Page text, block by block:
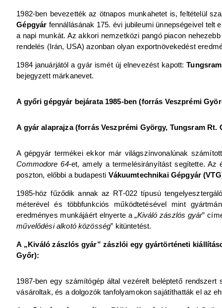
1982-ben bevezették az ötnapos munkahetet is, feltételül
Gépgyár fennállásának 175. évi jubileumi ünnepségeivel telt
a napi munkát. Az akkori nemzetközi pangó piacon
rendelés (Irán, USA) azonban olyan exportnövekedést
1984 januárjától a gyár ismét új elnevezést kapott:
bejegyzett márkanevet.
A győri gépgyár bejárata 1985-ben (forrás Veszprémi
A gyár alaprajza (forrás Veszprémi György, Tungsram Rt.
A gépgyár termékei ekkor már világszínvonalúnak
Commodore 64-et, amely a termelésirányítást segítette. Az
poszton, előbbi a budapesti Vákuumtechnikai Gépgyár
1985-höz fűződik annak az RT-022 típusú
méterével és többfunkciós működtetésével mint
eredményes munkájáért elnyerte a „Kiváló zászlós gyár”
művelődési alkotó közösség” kitüntetést.
A „Kiváló zászlós gyár” zászlói egy gyártörténeti
Győr):
1987-ben egy számítógép által vezérelt beléptető
vásároltak, és a dolgozók tanfolyamokon sajátíthatták el az